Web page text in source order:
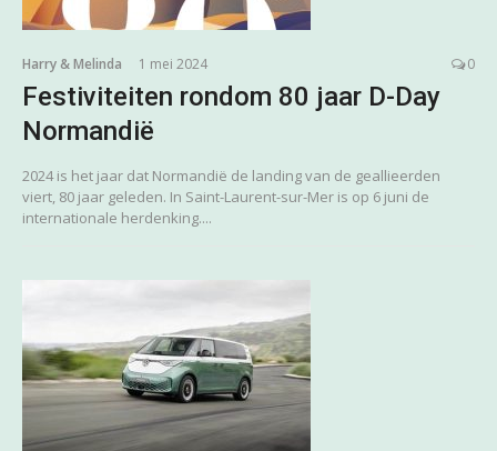
Harry & Melinda 1 mei 2024 0
Festiviteiten rondom 80 jaar D-Day
Normandië
2024 is het jaar dat Normandië de landing van de geallieerden
viert, 80 jaar geleden. In Saint-Laurent-sur-Mer is op 6 juni de
internationale herdenking....